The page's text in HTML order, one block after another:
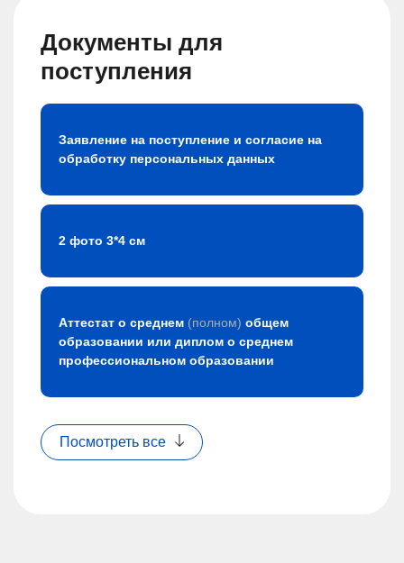
Документы для
поступления
Заявление на поступление и согласие на
обработку персональных данных
2 фото 3*4 см
Аттестат о среднем (полном) общем
образовании или диплом о среднем
профессиональном образовании
Посмотреть все